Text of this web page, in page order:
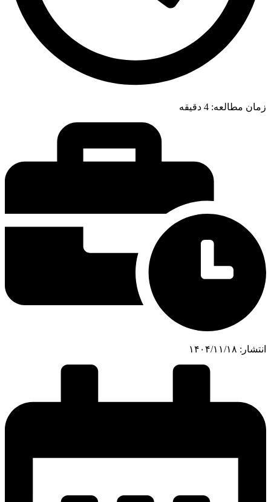
زمان مطالعه: 4 دقیقه
انتشار: ۱۴۰۴/۱۱/۱۸